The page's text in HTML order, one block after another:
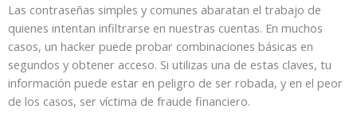
Las contraseñas simples y comunes abaratan el trabajo de
quienes intentan infiltrarse en nuestras cuentas. En muchos
casos, un hacker puede probar combinaciones básicas en
segundos y obtener acceso. Si utilizas una de estas claves, tu
información puede estar en peligro de ser robada, y en el peor
de los casos, ser víctima de fraude financiero.